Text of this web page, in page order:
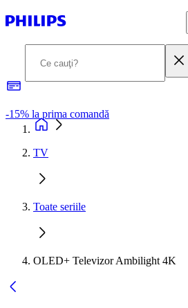
-15% la prima comandă
TV
Toate seriile
OLED+ Televizor Ambilight 4K